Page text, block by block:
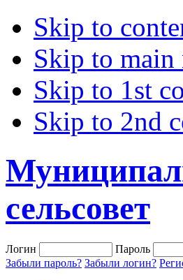
Skip to
Skip to main
Skip to 1st
Skip to 2nd
сельсовет
Логин
Пароль
Забыли пароль? Забыли логин?